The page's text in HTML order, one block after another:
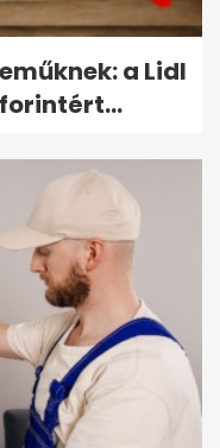
a Lidl